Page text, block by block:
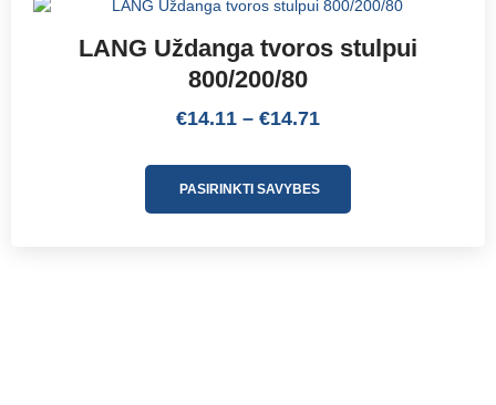
LANG Uždanga tvoros stulpui
800/200/80
€14.11 – €14.71
PASIRINKTI SAVYBES